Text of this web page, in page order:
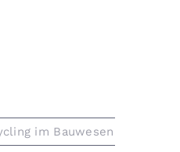
im Bauwesen